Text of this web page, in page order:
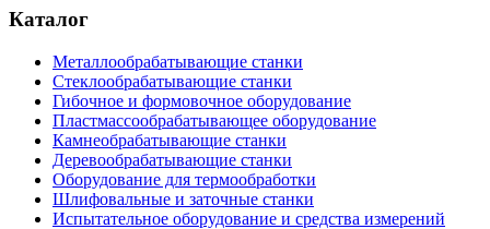
Каталог
Металлообрабатывающие станки
Стеклообрабатывающие станки
Гибочное и формовочное оборудование
Пластмассообрабатывающее оборудование
Камнеобрабатывающие станки
Деревообрабатывающие станки
Оборудование для термообработки
Шлифовальные и заточные станки
Испытательное оборудование и средства измерений